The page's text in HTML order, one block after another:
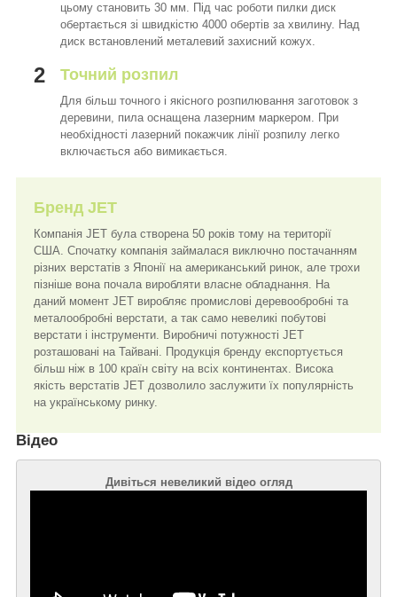
цьому становить 30 мм. Під час роботи пилки диск
обертається зі швидкістю 4000 обертів за хвилину. Над
диск встановлений металевий захисний кожух.
2 Точний розпил
Для більш точного і якісного розпилювання заготовок з
деревини, пила оснащена лазерним маркером. При
необхідності лазерний покажчик лінії розпилу легко
включається або вимикається.
Бренд JET
Компанія JET була створена 50 років тому на території
США. Спочатку компанія займалася виключно постачанням
різних верстатів з Японії на американський ринок, але трохи
пізніше вона почала виробляти власне обладнання. На
даний момент JET виробляє промислові деревообробні та
металообробні верстати, а так само невеликі побутові
верстати і інструменти. Виробничі потужності JET
розташовані на Тайвані. Продукція бренду експортується
більш ніж в 100 країн світу на всіх континентах. Висока
якість верстатів JET дозволило заслужити їх популярність
на українському ринку.
Відео
Дивіться невеликий відео огляд